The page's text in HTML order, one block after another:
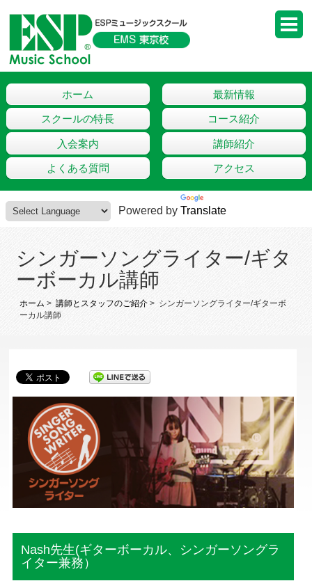
ホーム 最新情報
スクールの特長 コース紹介
入会案内 講師紹介
よくある質問 アクセス
Powered by Translate
シンガーソングライター/ギタ
ーボーカル講師
ホーム >講師とスタッフのご紹介 > シンガーソングライター/ギターボ
ーカル講師
Nash先生(ギターボーカル、シンガーソングラ
イター兼務）